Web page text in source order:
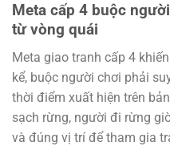
Meta cấp 4 buộc
từ vòng quái
Meta giao tranh cấp 4
kể, buộc người chơi phải
thời điểm xuất hiện trên
sạch rừng, người đi rừng
và đúng vị trí để tham gia